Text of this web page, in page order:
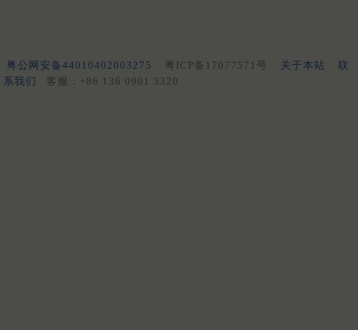
粤公网安备44010402003275 粤ICP备17077571号 关于本站
联
系我们
客服：+86 136 0901 3320